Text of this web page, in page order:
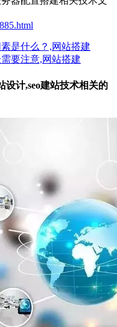
是什么？,网站搭建
要注意,网站搭建
设计,seo建站技术相关的